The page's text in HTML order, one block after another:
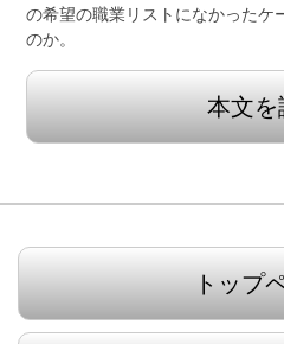
の希望の職業リストになかったケ
のか。
本文を
トップ